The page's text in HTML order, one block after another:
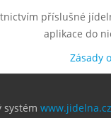
příslušné
aplikace do
Zásady
systém www.jidelna.cz